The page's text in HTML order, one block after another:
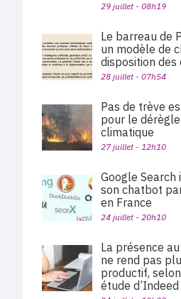
29 juillet - 08h19
Le barreau de
un modèle de
disposition des
28 juillet - 07h54
Pas de trève
pour le
climatique
27 juillet - 12h10
Google Search
son chatbot
en France
24 juillet - 20h10
La présence
ne rend pas
productif,
étude d’Indeed